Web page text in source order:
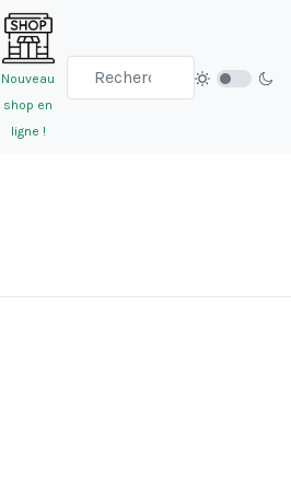
Nouveau
shop en
ligne !